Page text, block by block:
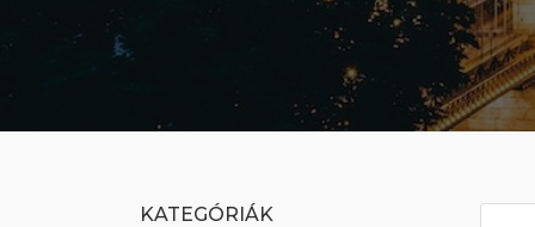
KATEGÓRIÁK